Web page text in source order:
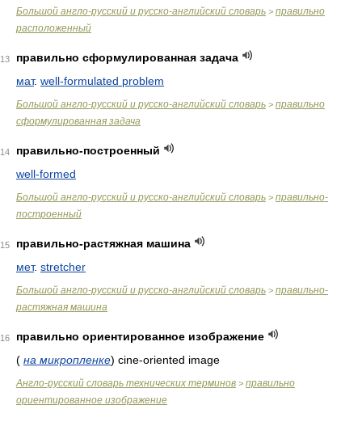
Большой англо-русский и русско-английский словарь > правильно
расположенный
13
правильно сформулированная задача
мат. well-formulated problem
Большой англо-русский и русско-английский словарь > правильно
сформулированная задача
14
правильно-построенный
well-formed
Большой англо-русский и русско-английский словарь > правильно-
построенный
15
правильно-растяжная машина
мет. stretcher
Большой англо-русский и русско-английский словарь > правильно-
растяжная машина
16
правильно ориентированное изображение
( на микропленке) cine-oriented image
Англо-русский словарь технических терминов > правильно
ориентированное изображение